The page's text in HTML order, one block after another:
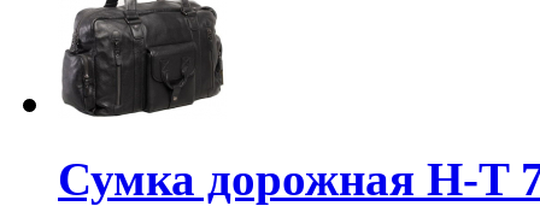
Сумка дорожная H-T